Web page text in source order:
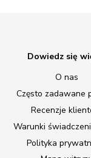
Dowiedz się
O nas
Często zadawane
Recenzje
Warunki
Polityka